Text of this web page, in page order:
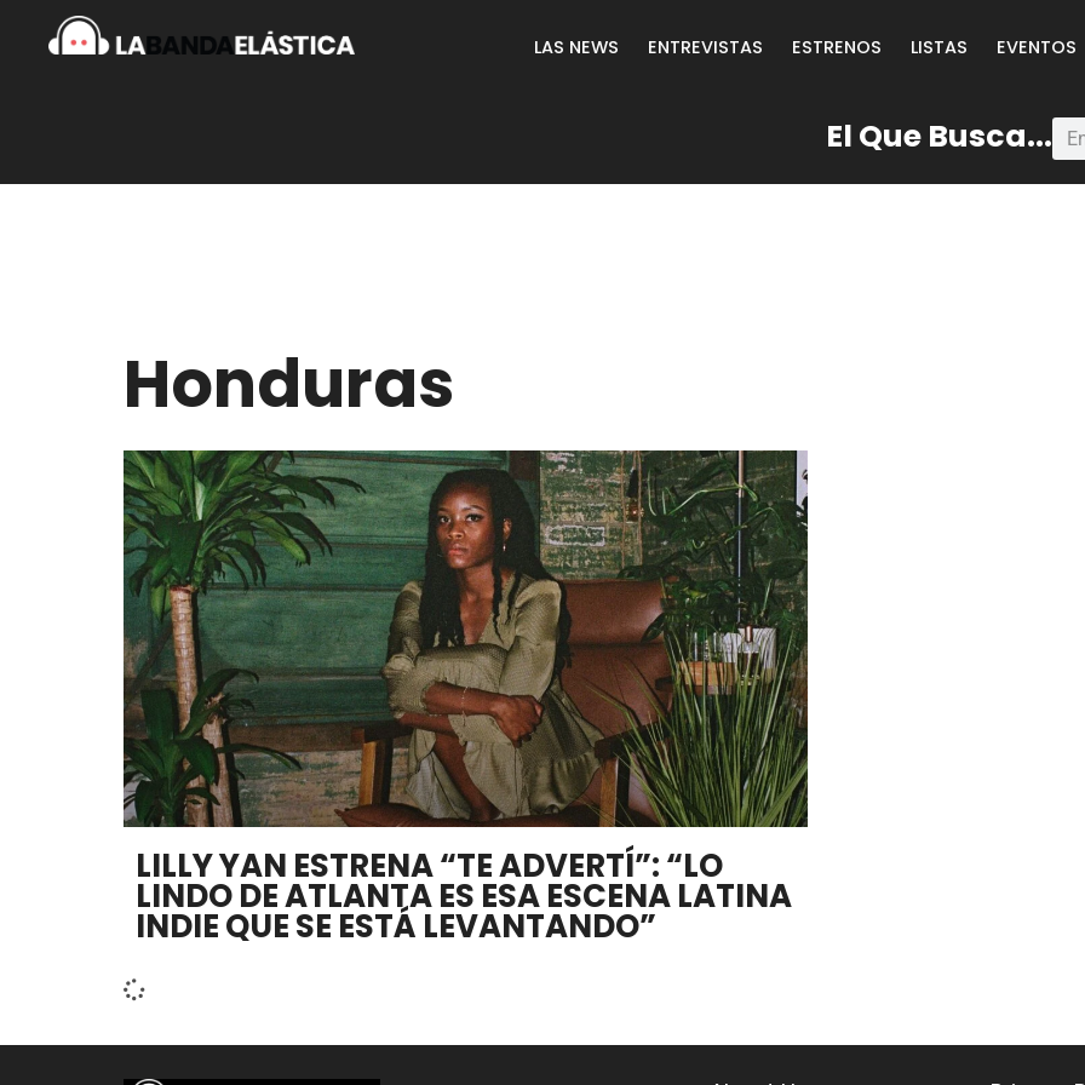
LAS NEWS ENTREVISTAS ESTRENOS LISTAS EVENTOS
El Que Busca...
Honduras
LILLY YAN ESTRENA “TE ADVERTÍ”: “LO
LINDO DE ATLANTA ES ESA ESCENA LATINA
INDIE QUE SE ESTÁ LEVANTANDO”